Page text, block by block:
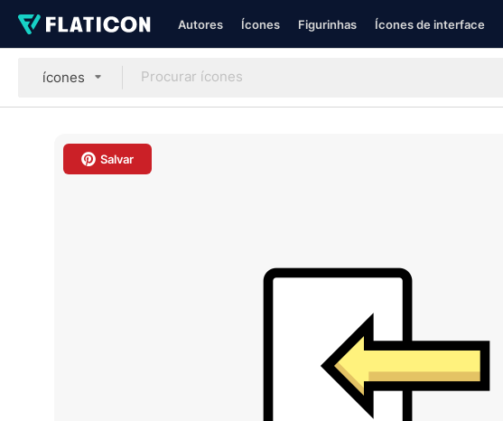
Autores Ícones Figurinhas Ícones de interface
ícones
Salvar